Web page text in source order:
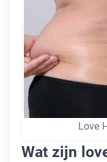
Love
Wat zijn